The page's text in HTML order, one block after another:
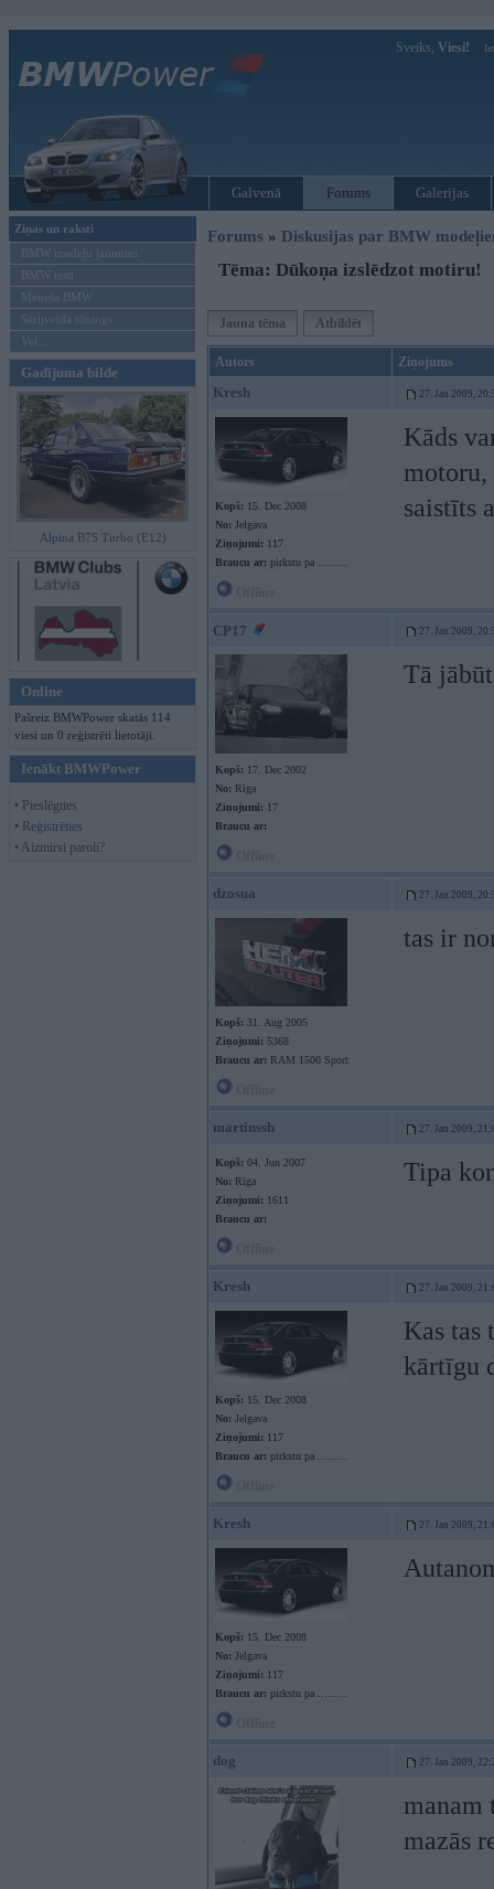
Sveiks, Viesi!
Galvenā Forums Galerijas
Ziņas un raksti
BMW modeļu jaunumi
BMW testi
Mēneša BMW
Sērijveida tūnings
Vel...
Gadījuma bilde
Alpina B7S Turbo (E12)
Online
Pašreiz BMWPower skatās 114
viesi un 0 reģistrēti lietotāji.
Ienākt BMWPower
• Pieslēgties
• Reģistrēties
• Aizmirsi paroli?
Forums » Diskusijas par BMW
Tēma: Dūkoņa izslēdzot motiru!
Jauna tēma Atbildēt
Autors Ziņojums
Kresh 27. Jan 2009,
Kopš: 15. Dec 2008
No: Jelgava
Ziņojumi: 117
Braucu ar: pirkstu pa .........
Kāds
motoru,
saistīts
CP17 27. Jan 2009,
Kopš: 17. Dec 2002
No: Rīga
Ziņojumi: 17
Braucu ar:
Tā
dzosua 27. Jan 2009,
Kopš: 31. Aug 2005
Ziņojumi: 5368
Braucu ar: RAM 1500 Sport
tas ir
martinssh 27. Jan 2009,
Kopš: 04. Jun 2007
No: Rīga
Ziņojumi: 1611
Braucu ar:
Tipa
Kresh 27. Jan 2009,
Kopš: 15. Dec 2008
No: Jelgava
Ziņojumi: 117
Braucu ar: pirkstu pa .........
Kas tas
kārtīgu
Kresh 27. Jan 2009,
Kopš: 15. Dec 2008
No: Jelgava
Ziņojumi: 117
Braucu ar: pirkstu pa .........
dog 27. Jan 2009,
manam
mazās